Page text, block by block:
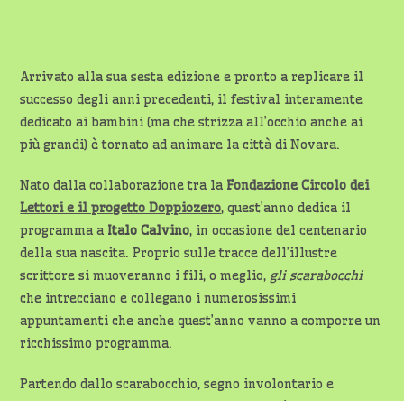
Arrivato alla sua sesta edizione e pronto a replicare il
successo degli anni precedenti, il festival interamente
dedicato ai bambini (ma che strizza all’occhio anche ai
più grandi) è tornato ad animare la città di Novara.
Nato dalla collaborazione tra la Fondazione Circolo dei
Lettori e il progetto Doppiozero, quest’anno dedica il
programma a Italo Calvino, in occasione del centenario
della sua nascita. Proprio sulle tracce dell’illustre
scrittore si muoveranno i fili, o meglio, gli scarabocchi
che intrecciano e collegano i numerosissimi
appuntamenti che anche quest’anno vanno a comporre un
ricchissimo programma.
Partendo dallo scarabocchio, segno involontario e